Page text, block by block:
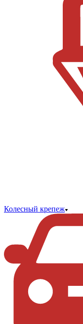
Колесный крепеж